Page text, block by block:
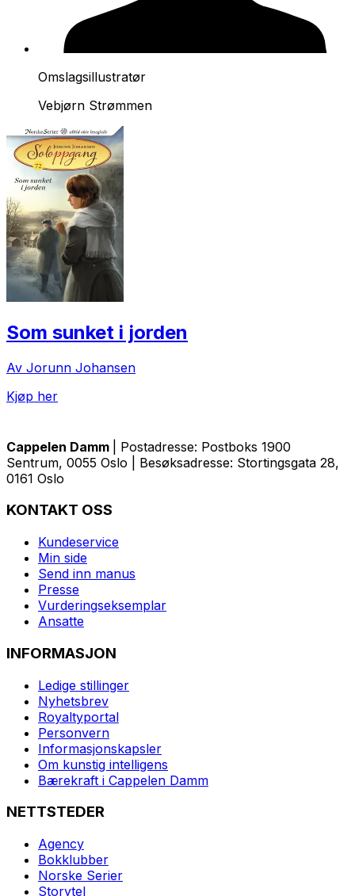
Omslagsillustratør
Vebjørn Strømmen
Som sunket i jorden
Av Jorunn Johansen
Kjøp her
Cappelen Damm
| Postadresse: Postboks 1900
Sentrum, 0055 Oslo | Besøksadresse: Stortingsgata 28,
0161 Oslo
KONTAKT OSS
Kundeservice
Min side
Send inn manus
Presse
Vurderingseksemplar
Ansatte
INFORMASJON
Ledige stillinger
Nyhetsbrev
Royaltyportal
Personvern
Informasjonskapsler
Om kunstig intelligens
Bærekraft i Cappelen Damm
NETTSTEDER
Agency
Bokklubber
Norske Serier
Storytel